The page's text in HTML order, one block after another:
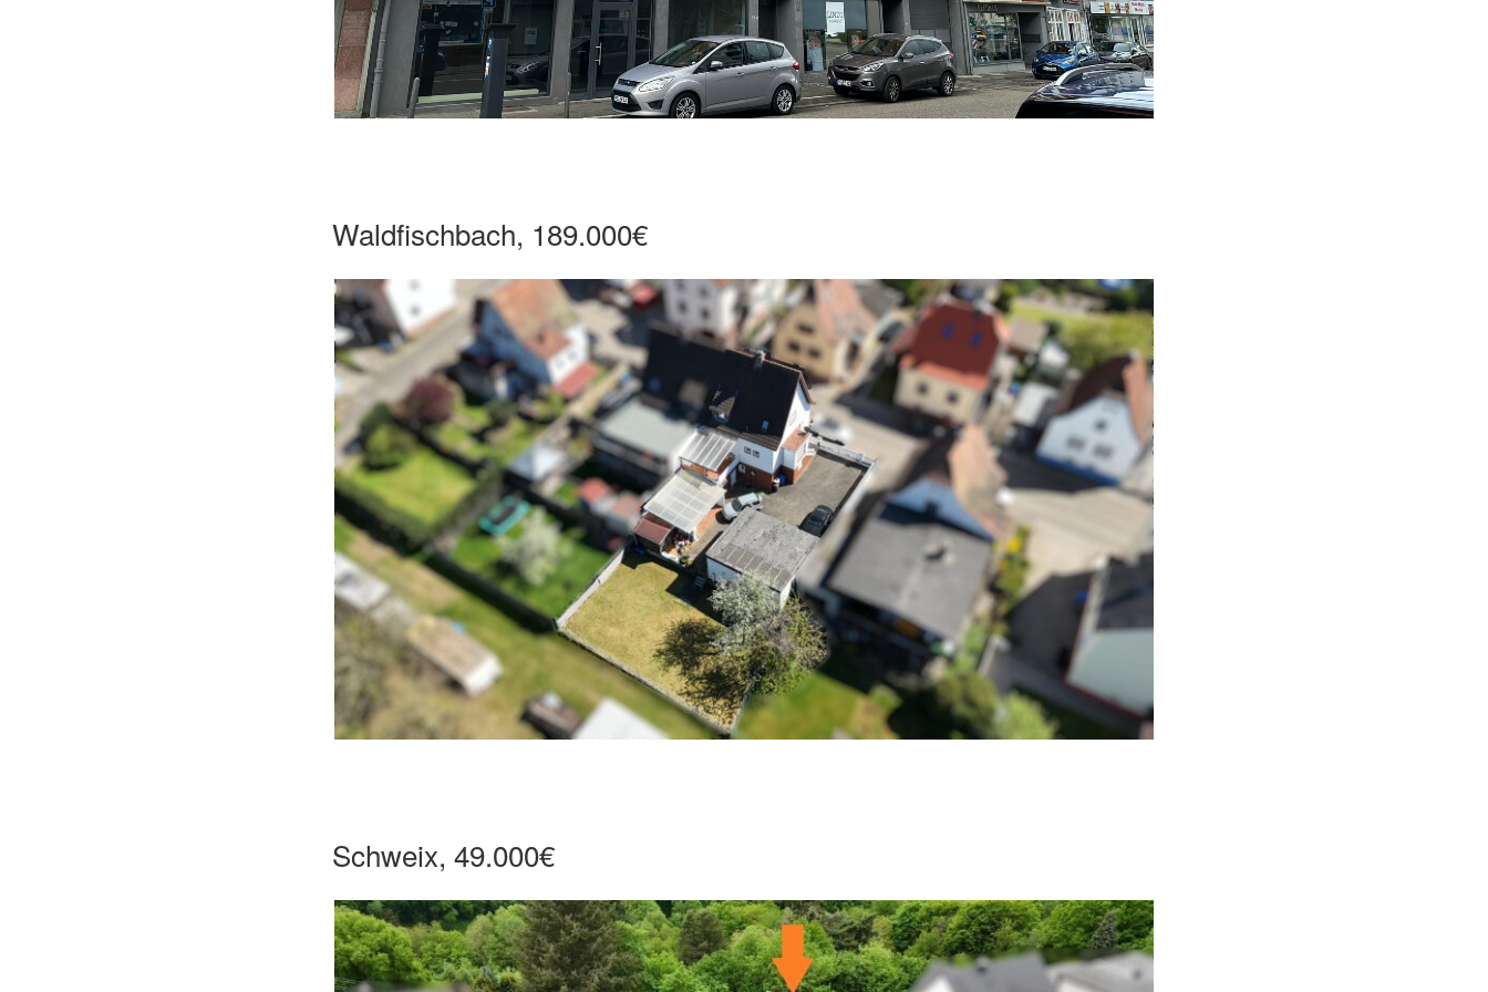
Waldfischbach, 189.000€
Schweix, 49.000€